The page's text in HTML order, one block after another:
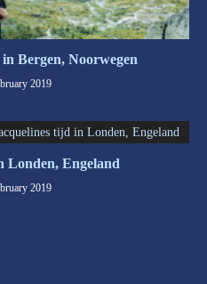
Bergen, Noorwegen
2019
Londen, Engeland
2019